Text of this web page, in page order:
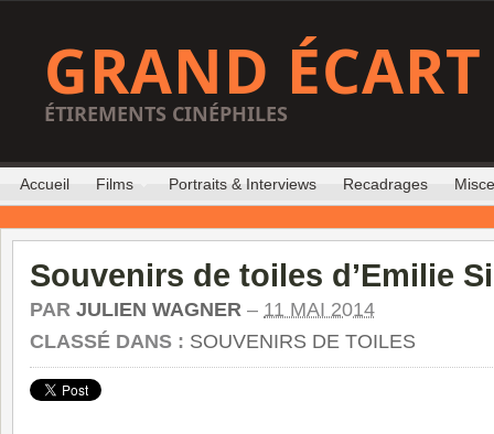
GRAND ÉCART
ÉTIREMENTS CINÉPHILES
Accueil Films Portraits & Interviews Recadrages
Souvenirs de toiles d’Emilie
PAR JULIEN WAGNER – 11 MAI 2014
CLASSÉ DANS : SOUVENIRS DE TOILES